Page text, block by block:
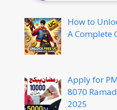
How to
A Complete
Apply for
8070
2025